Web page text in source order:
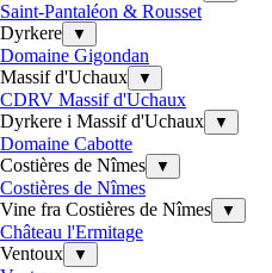
Saint-Pantaléon & Rousset
Dyrkere
▼
Domaine Gigondan
Massif d'Uchaux
▼
CDRV Massif d'Uchaux
Dyrkere i Massif d'Uchaux
▼
Domaine Cabotte
Costières de Nîmes
▼
Costières de Nîmes
Vine fra Costières de Nîmes
▼
Château l'Ermitage
Ventoux
▼